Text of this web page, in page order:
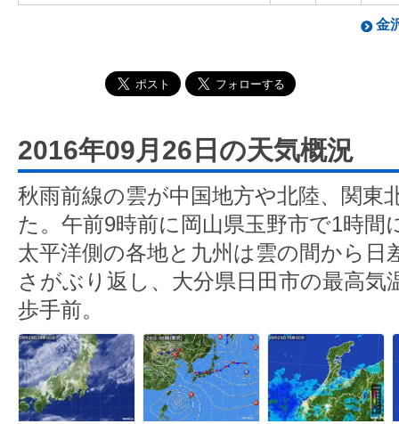
金
2016年09月26日の天気概況
秋雨前線の雲が中国地方や北陸、関東
た。午前9時前に岡山県玉野市で1時間
太平洋側の各地と九州は雲の間から日
さがぶり返し、大分県日田市の最高気
歩手前。